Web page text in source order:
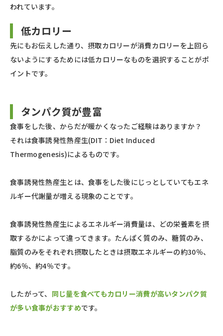
われています。
低カロリー
先にもお伝えした通り、摂取カロリーが消費カロリーを上回ら
ないようにするためには低カロリーなものを選択することがポ
イントです。
タンパク質が豊富
食事をした後、からだが暖かくなったご経験はありますか？
それは食事誘発性熱産生(DIT：Diet Induced
Thermogenesis)によるものです。
食事誘発性熱産生とは、食事をした後にじっとしていてもエネ
ルギー代謝量が増える現象のことです。
食事誘発性熱産生によるエネルギー消費量は、どの栄養素を摂
取するかによって違ってきます。たんぱく質のみ、糖質のみ、
脂質のみをそれぞれ摂取したときは摂取エネルギーの約30％、
約6％、約4％です。
したがって、 同じ量を食べてもカロリー消費が高いタンパク質
が多い食事がおすすめです。